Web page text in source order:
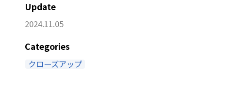
Update
2024.11.05
Categories
クローズアップ